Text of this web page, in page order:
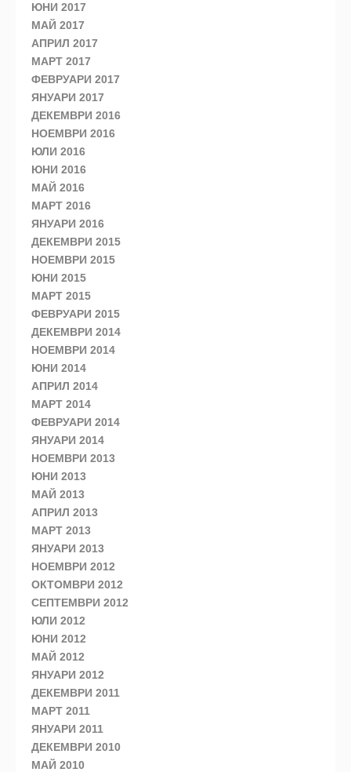
ЮНИ 2017
МАЙ 2017
АПРИЛ 2017
МАРТ 2017
ФЕВРУАРИ 2017
ЯНУАРИ 2017
ДЕКЕМВРИ 2016
НОЕМВРИ 2016
ЮЛИ 2016
ЮНИ 2016
МАЙ 2016
МАРТ 2016
ЯНУАРИ 2016
ДЕКЕМВРИ 2015
НОЕМВРИ 2015
ЮНИ 2015
МАРТ 2015
ФЕВРУАРИ 2015
ДЕКЕМВРИ 2014
НОЕМВРИ 2014
ЮНИ 2014
АПРИЛ 2014
МАРТ 2014
ФЕВРУАРИ 2014
ЯНУАРИ 2014
НОЕМВРИ 2013
ЮНИ 2013
МАЙ 2013
АПРИЛ 2013
МАРТ 2013
ЯНУАРИ 2013
НОЕМВРИ 2012
ОКТОМВРИ 2012
СЕПТЕМВРИ 2012
ЮЛИ 2012
ЮНИ 2012
МАЙ 2012
ЯНУАРИ 2012
ДЕКЕМВРИ 2011
МАРТ 2011
ЯНУАРИ 2011
ДЕКЕМВРИ 2010
МАЙ 2010